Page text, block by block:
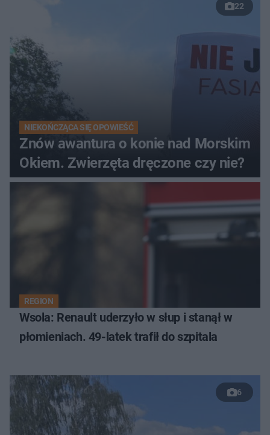
22
NIEKOŃCZĄCA SIĘ OPOWIEŚĆ
Znów awantura o konie nad Morskim
Okiem. Zwierzęta dręczone czy nie?
REGION
Wsola: Renault uderzyło w słup i stanął w
płomieniach. 49-latek trafił do szpitala
6